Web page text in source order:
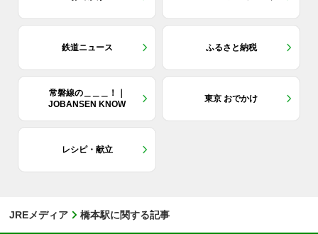
鉄道ニュース ふるさと納税
常磐線の＿＿＿！｜
JOBANSEN KNOW
東京 おでかけ
レシピ・献立
JREメディア 橋本駅に関する記事